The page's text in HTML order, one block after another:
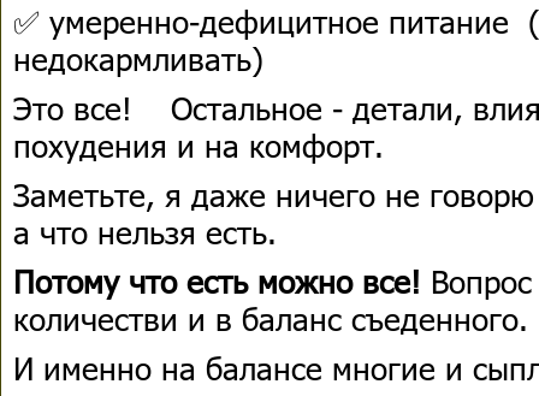
✅ умеренно-дефицитное питание
недокармливать)
Это все! Остальное - детали,
похудения и на комфорт.
Заметьте, я даже ничего не
а что нельзя есть.
Потому что есть можно все!
количестви и в баланс съеденного.
И именно на балансе многие и